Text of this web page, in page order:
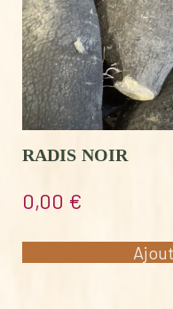
RADIS NOIR
0,00 €